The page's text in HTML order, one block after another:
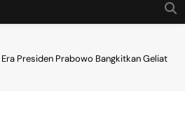
Presiden Prabowo Bangkitkan Geliat